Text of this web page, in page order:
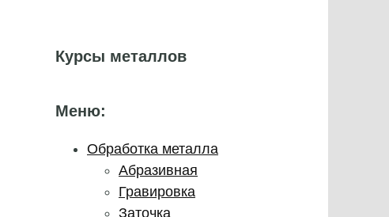
Курсы металлов
Меню:
Обработка металла
Абразивная
Гравировка
Заточка